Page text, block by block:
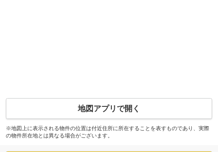
地図アプリで開く
※地図上に表示される物件の位置は付近住所に所在することを表すものであり、実際
の物件所在地とは異なる場合がございます。